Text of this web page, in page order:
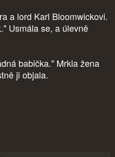
a lord Karl Bloomwickovi.
Usmála se, a úlevně
babička." Mrkla žena
ji objala.